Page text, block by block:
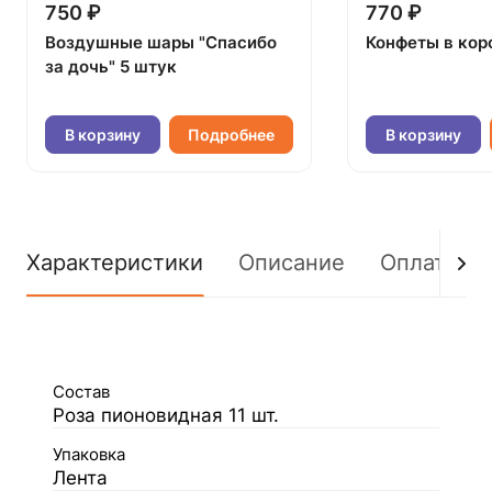
750 ₽
Воздушные шары "Спасибо
за дочь" 5 штук
В корзину Подробнее
770 ₽
Конфеты в
В корзину
Характеристики Описание Оплата
Состав
Роза пионовидная 11 шт.
Упаковка
Лента